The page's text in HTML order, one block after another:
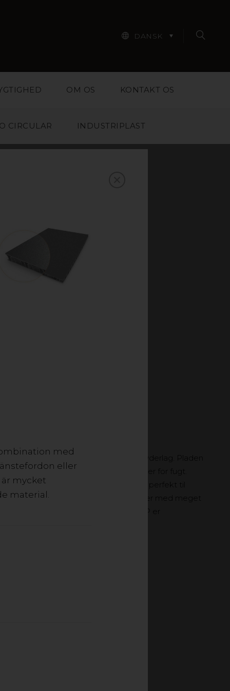
DANSK
OM OS KONTAKT OS
CIRCULAR INDUSTRIPLAST
med
eller
mycket
material.
som kan indfarves i
slags
anbefales corona-
efterspørgslen af
og to massive plader som yderlag. Pladen
og meget modstandsdygtigt over for fugt.
trykegenskaber og passer perfekt til
og lang holdbarhed. Letvægtsplader med meget
holdbarhed. Ved forbrænding af PP er